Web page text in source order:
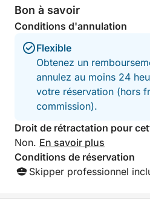
Bon à savoir
Conditions d'annulation
Flexible
Obtenez un
annulez au moins 24
votre réservation (hors
commission).
Droit de rétractation pour
Non. En savoir plus
Conditions de réservation
Skipper professionnel